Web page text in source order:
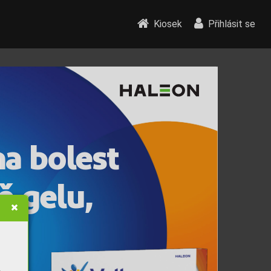
a bolest
gelu,
Kiosek Přihlásit se